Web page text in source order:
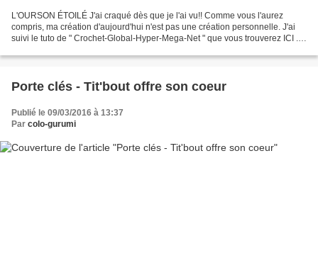
L'OURSON ÉTOILÉ J'ai craqué dès que je l'ai vu!! Comme vous l'aurez
compris, ma création d'aujourd'hui n'est pas une création personnelle. J'ai
suivi le tuto de " Crochet-Global-Hyper-Mega-Net " que vous trouverez ICI .
Porte clés - Tit'bout offre son coeur
Publié le 09/03/2016 à 13:37
Par colo-gurumi